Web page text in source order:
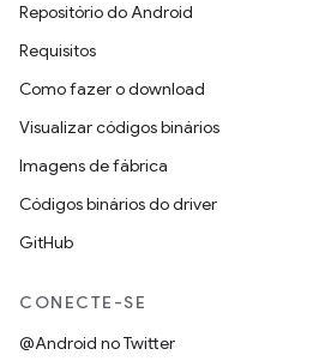
Repositório do Android
Requisitos
Como fazer o download
Visualizar códigos binários
Imagens de fábrica
Códigos binários do driver
GitHub
CONECTE-SE
@Android no Twitter